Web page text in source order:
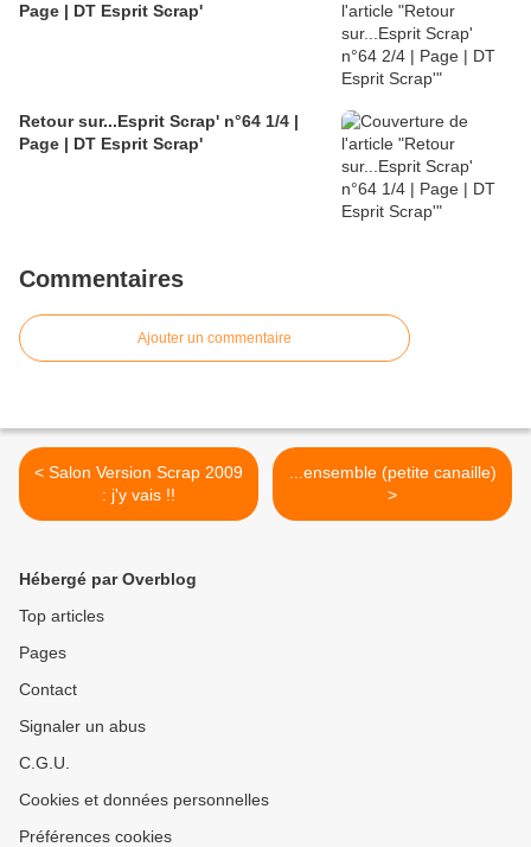
Page | DT Esprit Scrap'
Retour sur...Esprit Scrap' n°64 1/4 |
Page | DT Esprit Scrap'
Commentaires
Ajouter un commentaire
< Salon Version Scrap 2009
: j'y vais !!
...ensemble (petite canaille)
>
Hébergé par Overblog
Top articles
Pages
Contact
Signaler un abus
C.G.U.
Cookies et données personnelles
Préférences cookies